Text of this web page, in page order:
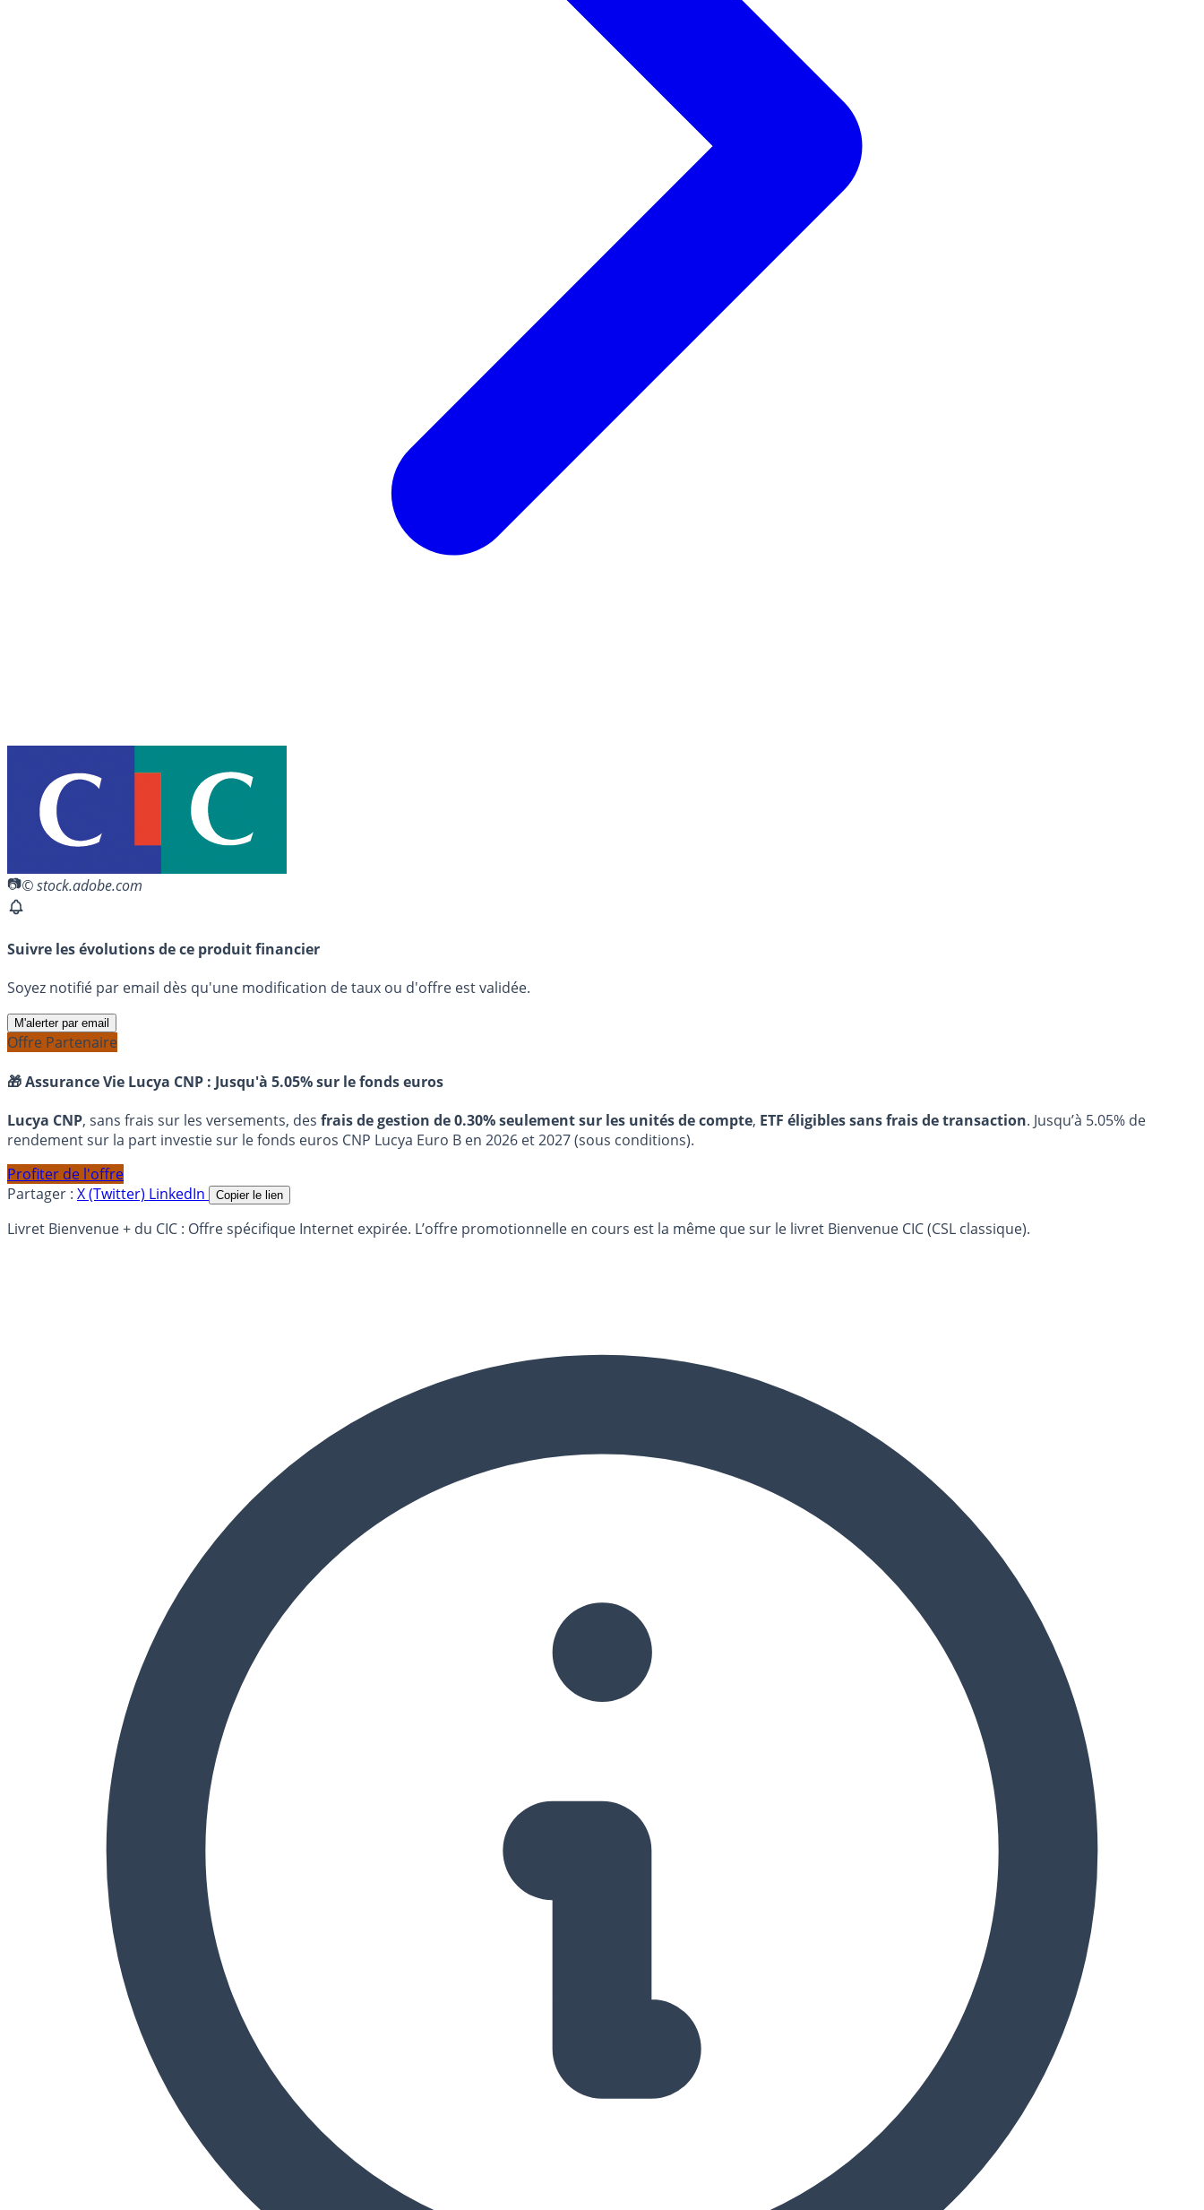
© stock.adobe.com
Suivre les évolutions de ce produit financier
Soyez notifié par email dès qu'une modification de taux ou d'offre est validée.
M'alerter par email
Offre Partenaire
🎁 Assurance Vie Lucya CNP : Jusqu'à 5.05% sur le fonds euros
Lucya CNP, sans frais sur les versements, des frais de gestion de 0.30% seulement sur les unités de compte, ETF éligibles sans frais de transaction. Jusqu’à 5.05% de
rendement sur la part investie sur le fonds euros CNP Lucya Euro B en 2026 et 2027 (sous conditions).
Profiter de l'offre
Partager : X (Twitter) LinkedIn Copier le lien
Livret Bienvenue + du CIC : Offre spécifique Internet expirée. L’offre promotionnelle en cours est la même que sur le livret Bienvenue CIC (CSL classique).